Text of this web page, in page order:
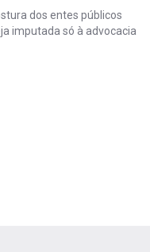
dos entes públicos
imputada só à advocacia